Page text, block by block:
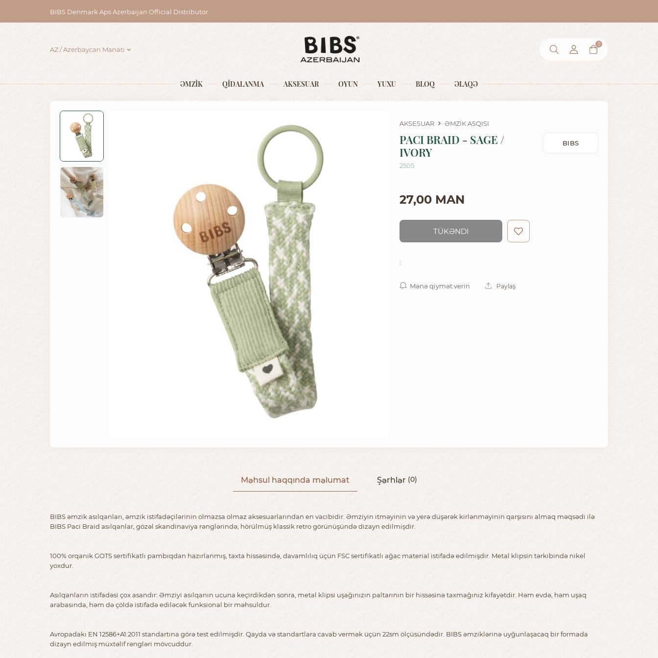
BIBS Denmark Aps Azerbaijan Official Distributor
AZ Azerbaycan Manatı
0
ƏMZİK QİDALANMA AKSESUAR OYUN YUXU BLOQ ƏLAQƏ
AKSESUAR ƏMZİK ASQISI
BIBS
PACI BRAID - SAGE /
IVORY
2505
27,00 MAN
TÜKƏNDİ
:
Mənə qiymət verin Paylaş
Məhsul haqqında məlumat Şərhlər (0)
BIBS əmzik asılqanları, əmzik istifadəçilərinin olmazsa olmaz aksesuarlarından en vacibidir. Əmziyin itməyinin və yerə düşərək kirlənməyinin qarşısını almaq məqsədi ilə
BIBS Paci Braid asılqanlar, gözəl skandinaviya rənglərində, hörülmüş klassik retro görünüşündə dizayn edilmişdir.
100% orqanik GOTS sertifikatlı pambıqdan hazırlanmış, taxta hissəsində, davamlılıq üçün FSC sertifikatlı ağac material istifadə edilmişdir. Metal klipsin tərkibində nikel
yoxdur.
Asılqanların istifadəsi çox asandır: Əmziyi asılqanın ucuna keçirdikdən sonra, metal klipsi uşağınızın paltarının bir hissəsinə taxmağınız kifayətdir. Həm evdə, həm uşaq
arabasında, həm də çöldə istifadə ediləcək funksional bir məhsuldur.
Avropadakı EN 12586+A1:2011 standartına görə test edilmişdir. Qayda və standartlara cavab vermək üçün 22sm ölçüsündədir. BIBS əmziklərinə uyğunlaşacaq bir formada
dizayn edilmiş müxtəlif rəngləri mövcuddur.